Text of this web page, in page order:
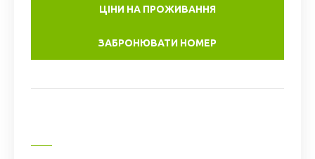
ЦІНИ НА ПРОЖИВАННЯ
ЗАБРОНЮВАТИ НОМЕР